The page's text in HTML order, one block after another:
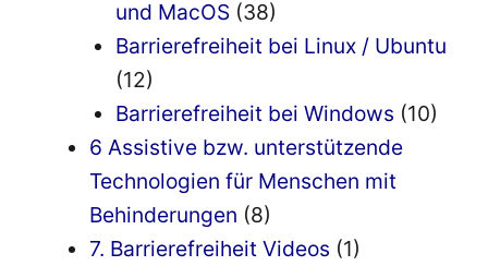
und MacOS (38)
Barrierefreiheit bei Linux / Ubuntu
(12)
Barrierefreiheit bei Windows (10)
6 Assistive bzw. unterstützende
Technologien für Menschen mit
Behinderungen (8)
7. Barrierefreiheit Videos (1)